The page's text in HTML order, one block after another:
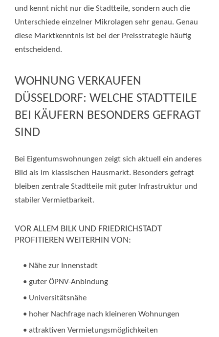
und kennt nicht nur die Stadtteile, sondern auch die
Unterschiede einzelner Mikrolagen sehr genau. Genau
diese Marktkenntnis ist bei der Preisstrategie häufig
entscheidend.
WOHNUNG VERKAUFEN
DÜSSELDORF: WELCHE STADTTEILE
BEI KÄUFERN BESONDERS GEFRAGT
SIND
Bei Eigentumswohnungen zeigt sich aktuell ein anderes
Bild als im klassischen Hausmarkt. Besonders gefragt
bleiben zentrale Stadtteile mit guter Infrastruktur und
stabiler Vermietbarkeit.
VOR ALLEM BILK UND FRIEDRICHSTADT
PROFITIEREN WEITERHIN VON:
• Nähe zur Innenstadt
• guter ÖPNV-Anbindung
• Universitätsnähe
• hoher Nachfrage nach kleineren Wohnungen
• attraktiven Vermietungsmöglichkeiten